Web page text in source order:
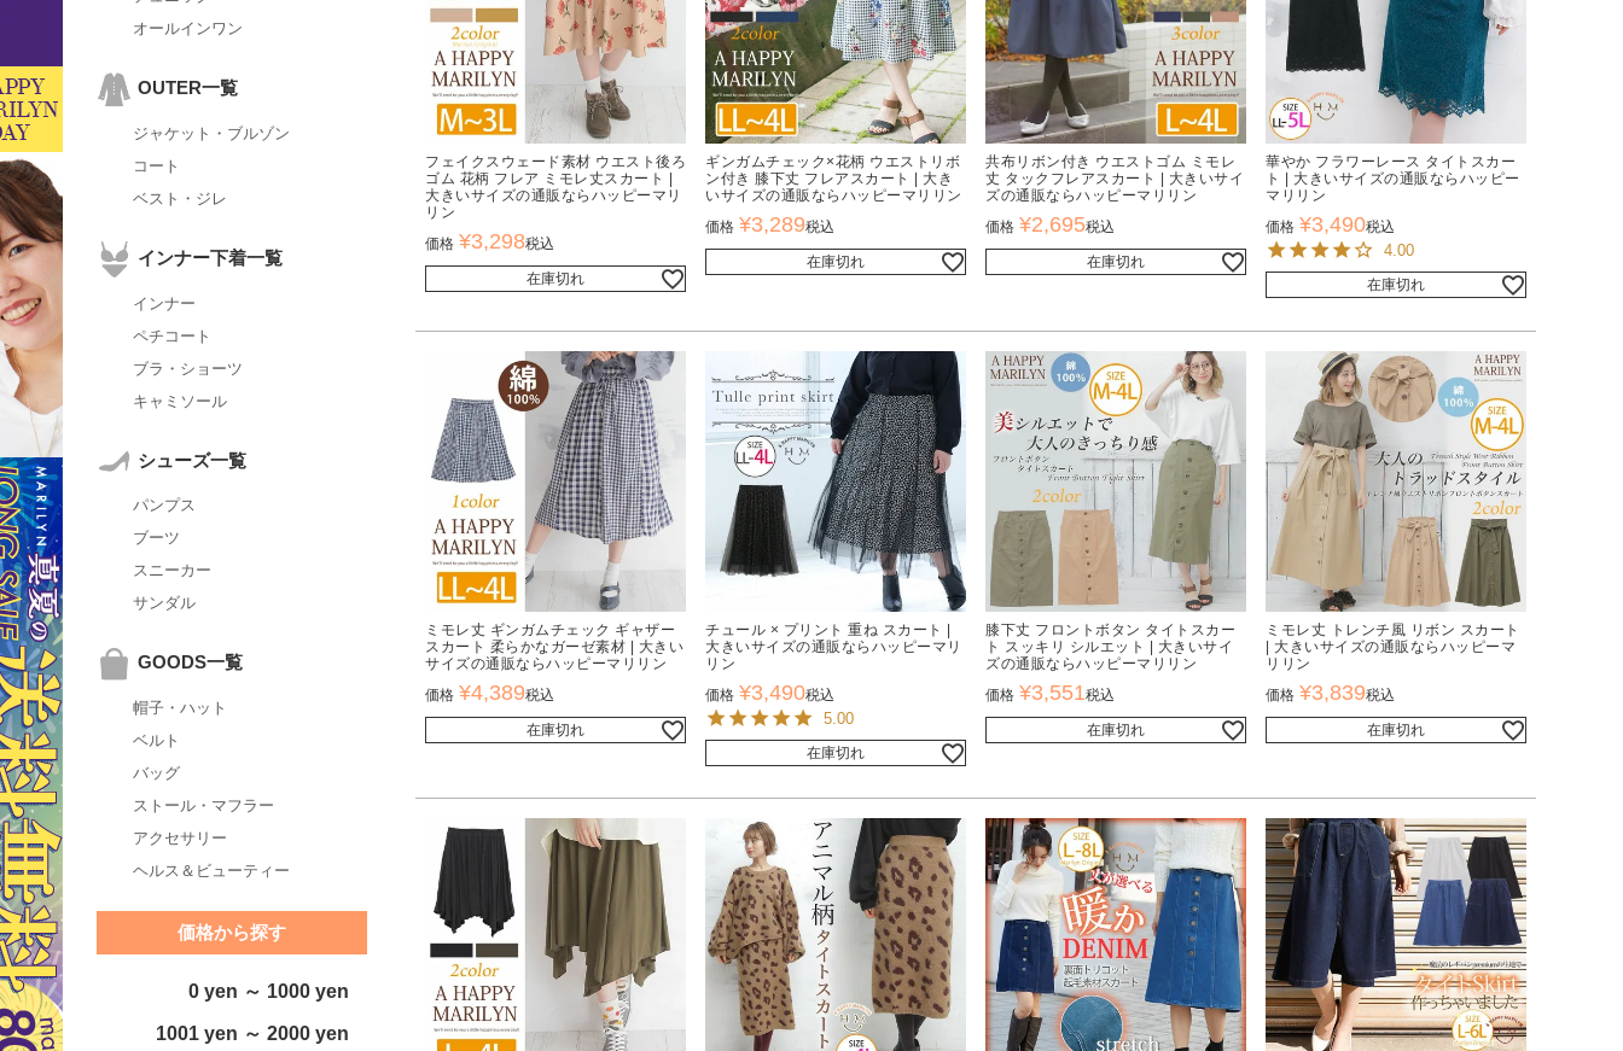
オールインワン
OUTER一覧
ジャケット・ブルゾン
コート
ベスト・ジレ
インナー下着一覧
インナー
ペチコート
ブラ・ショーツ
キャミソール
シューズ一覧
パンプス
ブーツ
スニーカー
サンダル
GOODS一覧
帽子・ハット
ベルト
バッグ
ストール・マフラー
アクセサリー
ヘルス＆ビューティー
価格から探す
0 yen ～ 1000 yen
1001 yen ～ 2000 yen
フェイクスウェード素材 ウエスト後ろ
ゴム 花柄 フレア ミモレ丈スカート |
大きいサイズの通販ならハッピーマリ
リン
価格 ¥3,298税込
在庫切れ
ギンガムチェック×花柄 ウエストリボ
ン付き 膝下丈 フレアスカート | 大き
いサイズの通販ならハッピーマリリン
価格 ¥3,289税込
在庫切れ
共布リボン付き ウエストゴム ミモレ
丈 タックフレアスカート | 大きいサイ
ズの通販ならハッピーマリリン
価格 ¥2,695税込
在庫切れ
華やか フラワーレース タイトスカー
ト | 大きいサイズの通販ならハッピー
マリリン
価格 ¥3,490税込
4.00
在庫切れ
ミモレ丈 ギンガムチェック ギャザー
スカート 柔らかなガーゼ素材 | 大きい
サイズの通販ならハッピーマリリン
価格 ¥4,389税込
在庫切れ
チュール × プリント 重ね スカート |
大きいサイズの通販ならハッピーマリ
リン
価格 ¥3,490税込
5.00
在庫切れ
膝下丈 フロントボタン タイトスカー
ト スッキリ シルエット | 大きいサイ
ズの通販ならハッピーマリリン
価格 ¥3,551税込
在庫切れ
ミモレ丈 トレンチ風 リボン スカート
| 大きいサイズの通販ならハッピーマ
リリン
価格 ¥3,839税込
在庫切れ